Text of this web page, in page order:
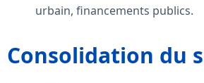
urbain, financements publics.
Consolidation du